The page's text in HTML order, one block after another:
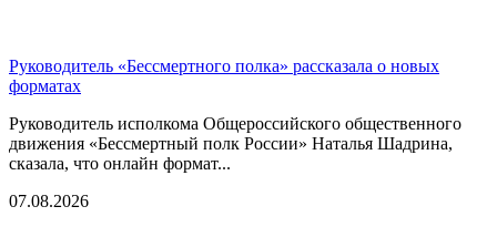
Руководитель «Бессмертного полка» рассказала о новых
форматах
Руководитель исполкома Общероссийского общественного
движения «Бессмертный полк России» Наталья Шадрина,
сказала, что онлайн формат...
07.08.2026